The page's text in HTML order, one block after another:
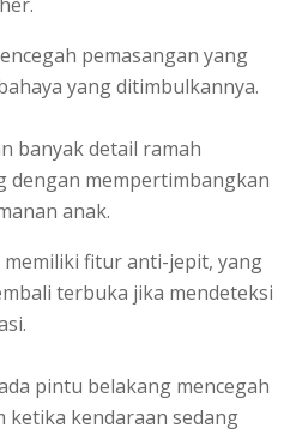
pemasangan yang
yang ditimbulkannya.
banyak detail ramah
dengan mempertimbangkan
anak.
memiliki fitur anti-jepit, yang
terbuka jika mendeteksi
pintu belakang mencegah
kendaraan sedang